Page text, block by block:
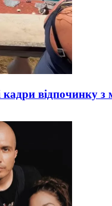
кадри відпочинку